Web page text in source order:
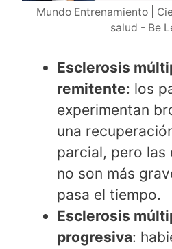
Mundo Entrenamiento |
salud - Be
Esclerosis
remitente: los
experimentan
una
parcial, pero las
no son más
pasa el tiempo.
Esclerosis
progresiva: